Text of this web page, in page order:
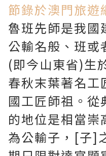
節錄於澳門旅遊
魯班先師是我國
公輸名般、班或
(即今山東省)生
春秋末葉著名工
國工匠師祖。從
的地位是相當崇
為公輸子，[子]